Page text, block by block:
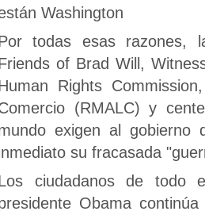
Washington
todas esas razones,
of Brad Will,
Rights
(RMALC) y
exigen al gobierno
su fracasada
ciudadanos de todo
Obama